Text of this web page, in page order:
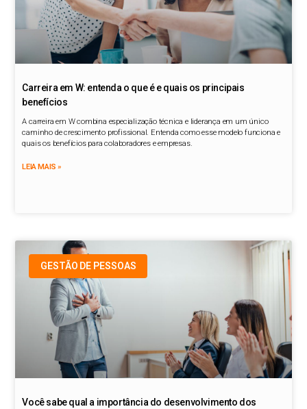
Carreira em W: entenda o que é e quais os principais
benefícios
A carreira em W combina especialização técnica e liderança em um único
caminho de crescimento profissional. Entenda como esse modelo funciona e
quais os benefícios para colaboradores e empresas.
LEIA MAIS »
GESTÃO DE PESSOAS
Você sabe qual a importância do desenvolvimento dos